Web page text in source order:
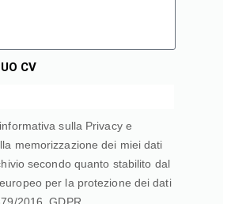
CV
sulla Privacy e
memorizzazione dei miei dati
secondo quanto stabilito dal
per la protezione dei dati